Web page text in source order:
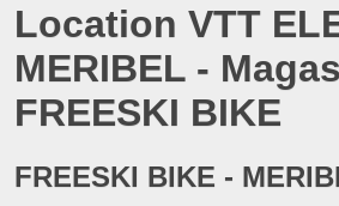
Location VTT
MERIBEL -
FREESKI BIKE
FREESKI BIKE -